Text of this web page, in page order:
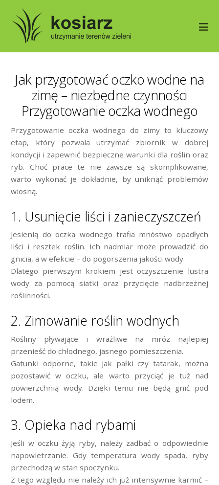
Jak przygotować oczko wodne na
zimę – niezbędne czynności
Przygotowanie oczka wodnego
Przygotowanie oczka wodnego do zimy to kluczowy
etap, który pozwala utrzymać zbiornik w dobrej
kondycji i zapewnić bezpieczne warunki dla roślin oraz
ryb. Choć prace te nie zawsze są skomplikowane,
warto wykonać je dokładnie, by uniknąć problemów
wiosną.
1. Usunięcie liści i zanieczyszczeń
Jesienią do oczka wodnego trafia mnóstwo opadłych
liści i resztek roślin. Ich nadmiar może prowadzić do
gnicia, a w efekcie – do pogorszenia jakości wody.
Dlatego pierwszym krokiem jest oczyszczenie lustra
wody za pomocą siatki oraz przycięcie nadbrzeżnej
roślinności.
2. Zimowanie roślin wodnych
Rośliny pływające i wrażliwe na mróz najlepiej
przenieść do chłodnego, jasnego pomieszczenia.
Gatunki odporne, takie jak pałki czy tatarak, można
pozostawić w oczku, ale warto przyciąć je tuż nad
powierzchnią wody. Dzięki temu nie będą gnić pod
lodem.
3. Opieka nad rybami
Jeśli w oczku żyją ryby, należy zadbać o odpowiednie
napowietrzanie. Gdy temperatura wody spada, ryby
przechodzą w stan spoczynku.
Z tego względu nie należy ich już intensywnie karmić –